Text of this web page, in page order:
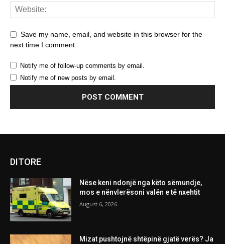
Save my name, email, and website in this browser for the
next time I comment.
Notify me of follow-up comments by email.
Notify me of new posts by email.
DITORE
Nëse keni ndonjë nga këto sëmundje,
mos e nënvlerësoni valën e të nxehtit
August 6, 2026
Mizat pushtojnë shtëpinë gjatë verës? Ja